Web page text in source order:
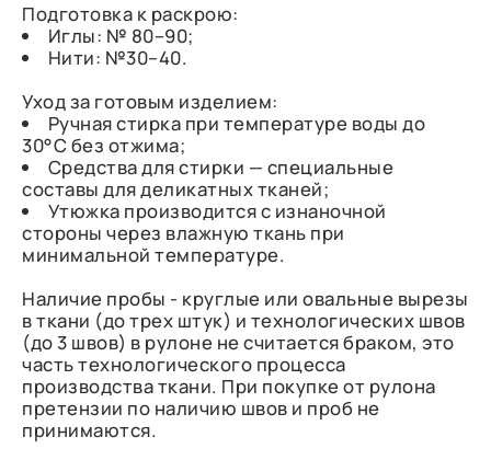
Подготовка к раскрою:
Иглы: № 80–90;
Нити: №30–40.
Уход за готовым изделием:
Ручная стирка при температуре воды до
30°C без отжима;
Средства для стирки — специальные
составы для деликатных тканей;
Утюжка производится с изнаночной
стороны через влажную ткань при
минимальной температуре.
Наличие пробы - круглые или овальные вырезы
в ткани (до трех штук) и технологических швов
(до 3 швов) в рулоне не считается браком, это
часть технологического процесса
производства ткани. При покупке от рулона
претензии по наличию швов и проб не
принимаются.